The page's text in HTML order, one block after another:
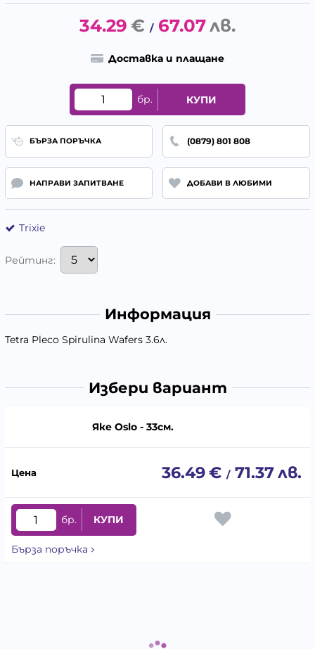
34.29 € / 67.07лв.
Доставка и плащане
бр. КУПИ
БЪРЗА ПОРЪЧКА (0879) 801 808
НАПРАВИ ЗАПИТВАНЕ ДОБАВИ В ЛЮБИМИ
Trixie
Рейтинг:
Информация
Tetra Pleco Spirulina Wafers 3.6л.
Избери вариант
Яке Oslo - 33см.
36.49€ / 71.37лв.
бр. КУПИ
Бърза поръчка